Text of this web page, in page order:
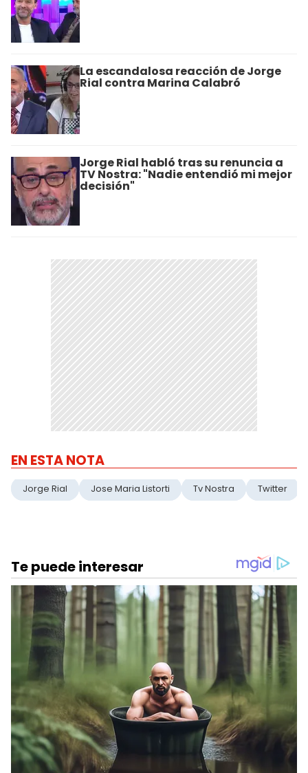
La escandalosa reacción de Jorge
Rial contra Marina Calabró
Jorge Rial habló tras su renuncia a
TV Nostra: "Nadie entendió mi mejor
decisión"
EN ESTA NOTA
Jorge Rial Jose Maria Listorti Tv Nostra Twitter